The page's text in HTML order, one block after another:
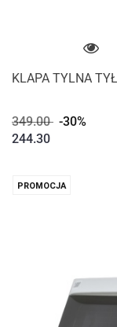
KLAPA TYLNA
349.00 -30%
244.30
PROMOCJA